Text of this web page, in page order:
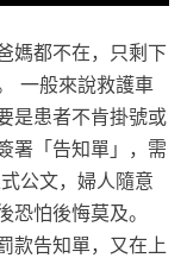
媽都不在，只剩下
一般來說救護車
是患者不肯掛號或
署「告知單」，需
公文，婦人隨意
怕後悔莫及。
款告知單，又在上